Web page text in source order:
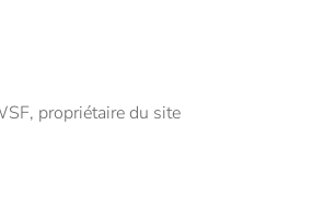
propriétaire du site